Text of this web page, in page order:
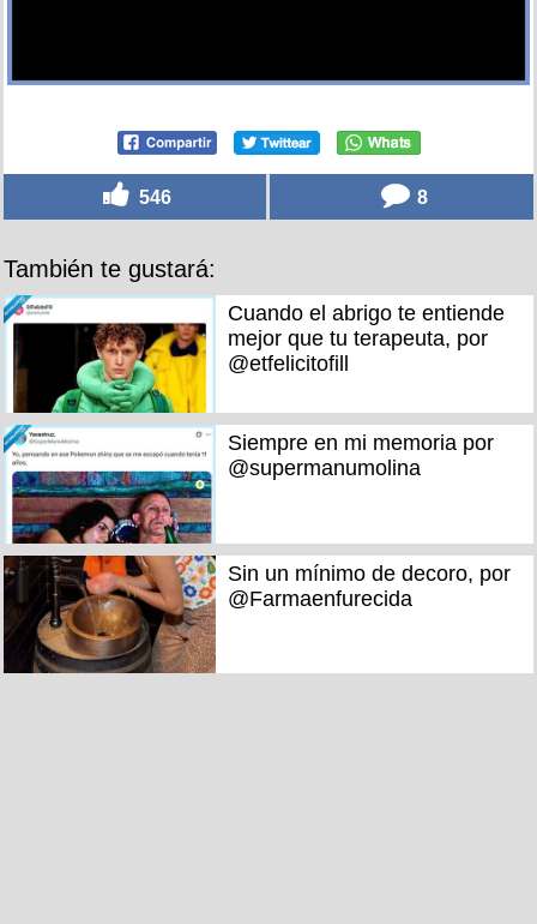
546 8
También te gustará:
Cuando el abrigo te entiende
mejor que tu terapeuta, por
@etfelicitofill
Siempre en mi memoria por
@supermanumolina
Sin un mínimo de decoro, por
@Farmaenfurecida